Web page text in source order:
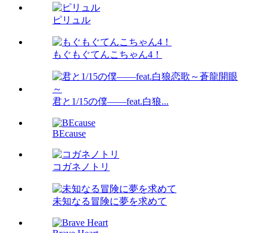
ピリュル
もぐもぐてんこちゃん4！
君と1/15の僕――feat.白狼...
BEcause
コガネノトリ
未知なる冒険に夢を求めて